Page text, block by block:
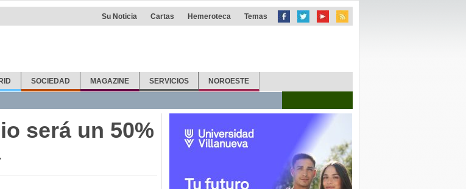
Su Noticia Cartas Hemeroteca Temas
SOCIEDAD MAGAZINE SERVICIOS NOROESTE
será un 50%